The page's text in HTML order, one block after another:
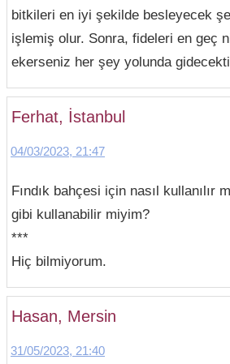
bitkileri en iyi şekilde besleyecek
işlemiş olur. Sonra, fideleri en geç
ekerseniz her şey yolunda
Ferhat, İstanbul
04/03/2023, 21:47
Fındık bahçesi için nasıl kullanılır
gibi kullanabilir miyim?
***
Hiç bilmiyorum.
Hasan, Mersin
31/05/2023, 21:40